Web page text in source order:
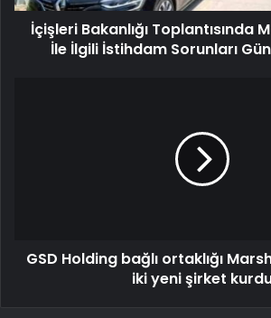
İçişleri Bakanlığı Toplantısında
İle İlgili İstihdam Sorunları
GSD Holding bağlı ortaklığı
iki yeni şirket